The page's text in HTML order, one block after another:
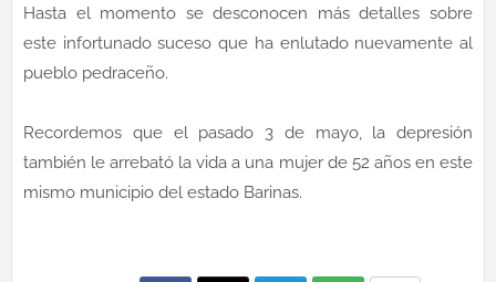
Hasta el momento se desconocen más detalles sobre
este infortunado suceso que ha enlutado nuevamente al
pueblo pedraceño.
Recordemos que el pasado 3 de mayo, la depresión
también le arrebató la vida a una mujer de 52 años en este
mismo municipio del estado Barinas.